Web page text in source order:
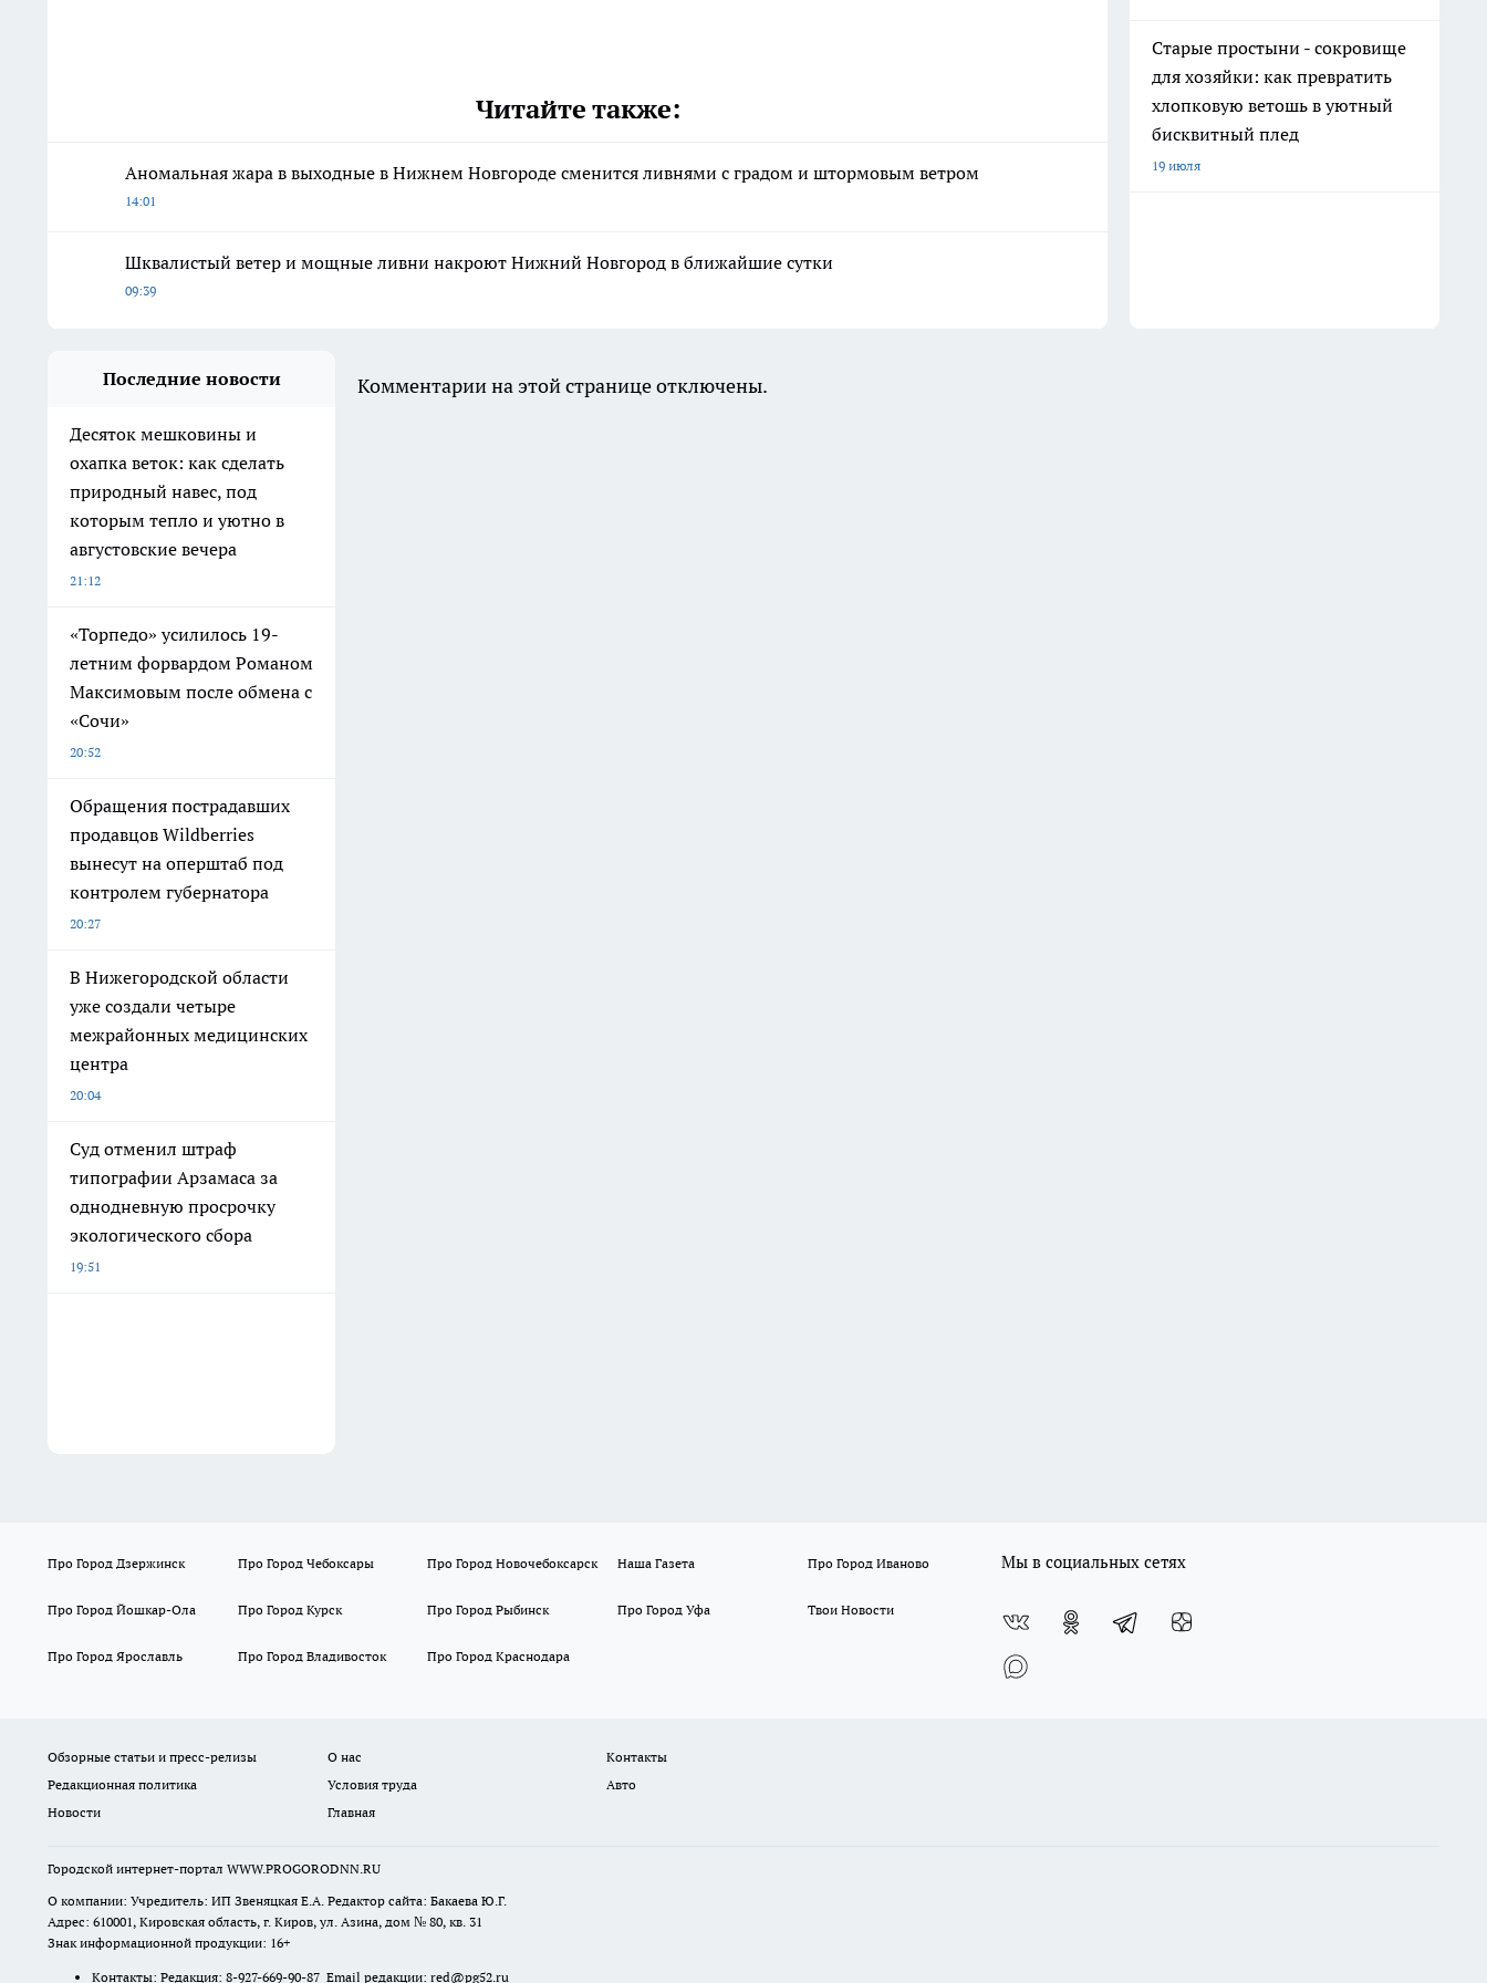
Читайте также:
Аномальная жара в выходные в Нижнем Новгороде сменится ливнями с градом и штормовым ветром
14:01
Шквалистый ветер и мощные ливни накроют Нижний Новгород в ближайшие сутки
09:39
Старые простыни - сокровище
для хозяйки: как превратить
хлопковую ветошь в уютный
бисквитный плед
19 июля
Последние новости
Десяток мешковины и
охапка веток: как сделать
природный навес, под
которым тепло и уютно в
августовские вечера
21:12
«Торпедо» усилилось 19-
летним форвардом Романом
Максимовым после обмена с
«Сочи»
20:52
Обращения пострадавших
продавцов Wildberries
вынесут на оперштаб под
контролем губернатора
20:27
В Нижегородской области
уже создали четыре
межрайонных медицинских
центра
20:04
Суд отменил штраф
типографии Арзамаса за
однодневную просрочку
экологического сбора
19:51
Комментарии на этой странице отключены.
Про Город Дзержинск Про Город Чебоксары Про Город Новочебоксарск Наша Газета Про Город Иваново
Про Город Йошкар-Ола Про Город Курск Про Город Рыбинск Про Город Уфа Твои Новости
Про Город Ярославль Про Город Владивосток Про Город Краснодара
Мы в социальных сетях
Обзорные статьи и пресс-релизы О нас
Контакты
Редакционная политика
Условия труда
Авто
Новости
Главная
Городской интернет-портал WWW.PROGORODNN.RU
О компании: Учредитель: ИП Звеняцкая Е.А. Редактор сайта: Бакаева Ю.Г.
Адрес: 610001, Кировская область, г. Киров, ул. Азина, дом № 80, кв. 31
Знак информационной продукции: 16+
Контакты: Редакция: 8-927-669-90-87 Email редакции: red@pg52.ru